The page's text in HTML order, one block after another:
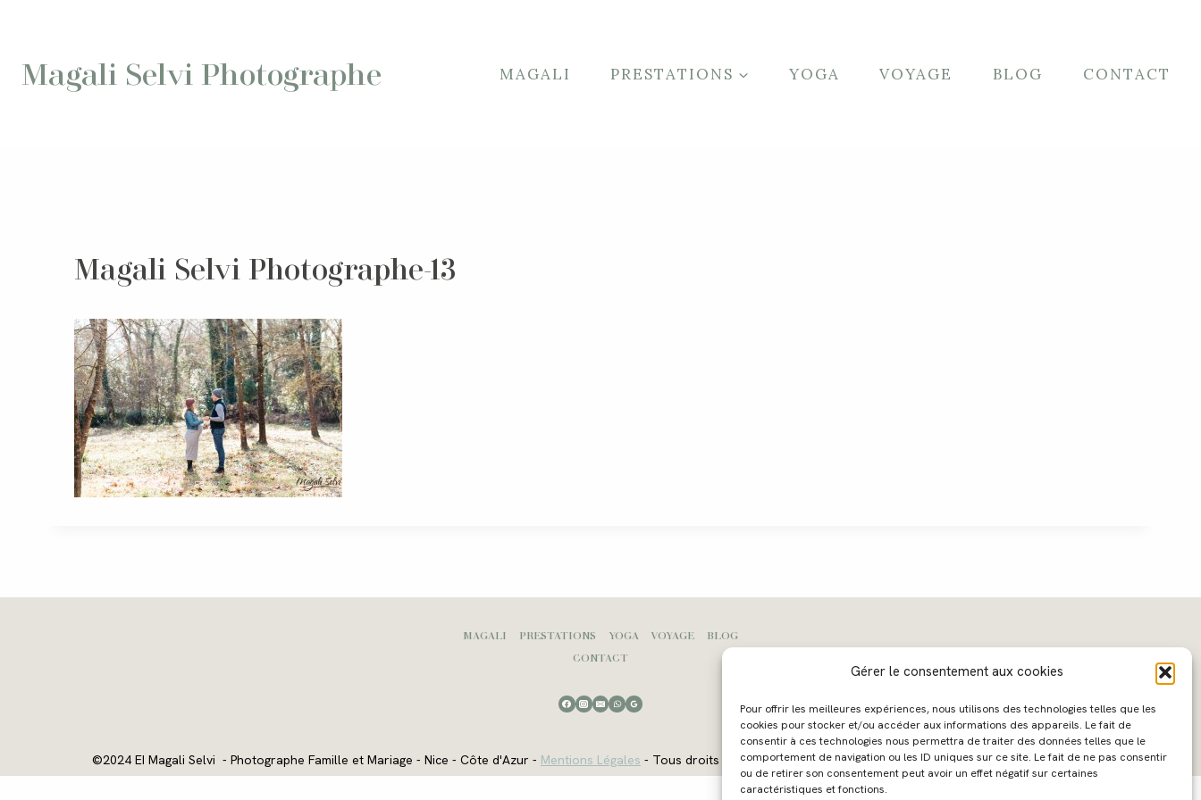
Gérer le consentement aux cookies
Pour offrir les meilleures expériences, nous utilisons des technologies telles que les
cookies pour stocker et/ou accéder aux informations des appareils. Le fait de
consentir à ces technologies nous permettra de traiter des données telles que le
comportement de navigation ou les ID uniques sur ce site. Le fait de ne pas consentir
ou de retirer son consentement peut avoir un effet négatif sur certaines
caractéristiques et fonctions.
Magali Selvi Photographe MAGALI PRESTATIONS YOGA VOYAGE BLOG CONTACT
Magali Selvi Photographe-13
MAGALI PRESTATIONS YOGA VOYAGE
BLOG
CONTACT
©2024 EI Magali Selvi - Photographe Famille et Mariage - Nice - Côte d'Azur - Mentions Légales - Tous droits réservés - Webdesign :Caroline Liabot- Hébergement :Azur Média